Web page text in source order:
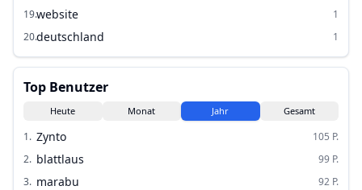
19.website
1
20.deutschland 1
Top Benutzer
Heute Monat Jahr Gesamt
1. Zynto 105 P.
2. blattlaus 99 P.
3. marabu 92 P.